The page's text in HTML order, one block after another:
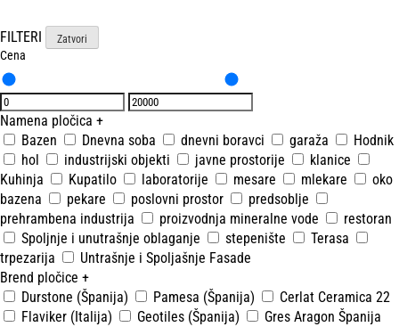
FILTERI Zatvori
Cena
Namena pločica +
Bazen
Dnevna soba dnevni boravci garaža
Hodnik
hol
industrijski objekti javne prostorije
klanice
Kuhinja
Kupatilo laboratorije mesare mlekare
oko
bazena
pekare poslovni prostor
predsoblje
prehrambena industrija
proizvodnja mineralne vode
restoran
Spoljnje i unutrašnje oblaganje
stepenište
Terasa
trpezarija
Untrašnje i Spoljašnje Fasade
Brend pločice +
Durstone (Španija)
Pamesa (Španija)
Cerlat Ceramica 22
Flaviker (Italija)
Geotiles (Španija)
Gres Aragon Španija